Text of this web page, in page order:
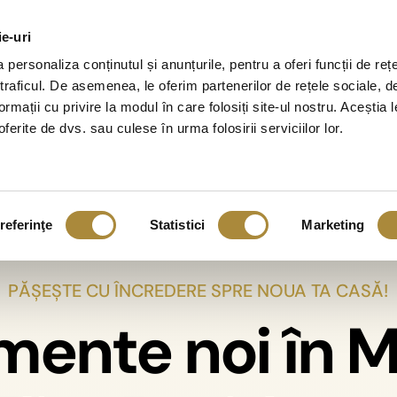
uri
personaliza conținutul și anunțurile, pentru a oferi funcții de
De asemenea, le oferim partenerilor de rețele sociale,
cu privire la modul în care folosiți site-ul nostru. Aceștia
de dvs. sau culese în urma folosirii serviciilor lor.
Statistici Marketing
Elite Residence
Autorizat, finalizare în
2027
Elite
74 de
Apartamente Localizare Informații
PĂȘEȘTE CU ÎNCREDERE SPRE NOUA TA CASĂ!
noi în